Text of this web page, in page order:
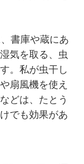
書庫や蔵にあ
気を取る、虫
。私が虫干し
扇風機を使え
どは、たとう
でも効果があ